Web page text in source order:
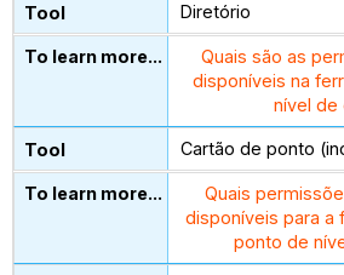
Diretório
Quais são as
disponíveis na
nível de
Cartão de ponto
Quais
disponíveis para a
ponto de